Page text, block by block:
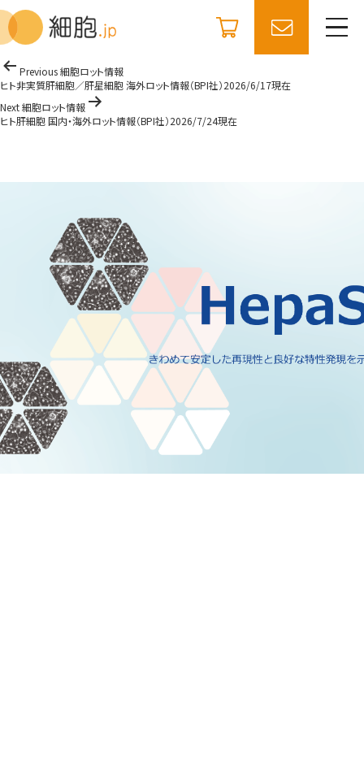
ン
ツ
へ
ス
キ
ッ
細胞.jp
ヒト肝細胞 国内・海外ロット情報（BeCytes社）
2026/7/13現在
投
稿
ナ
ビ
Previous 細胞ロット情報
ヒト非実質肝細胞／肝星細胞 海外ロット情報（BPI社）2026/6/17現在
Next 細胞ロット情報
ヒト肝細胞 国内・海外ロット情報（BPI社）2026/7/24現在